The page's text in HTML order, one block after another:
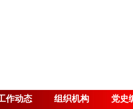
作动态 组织机构 党史